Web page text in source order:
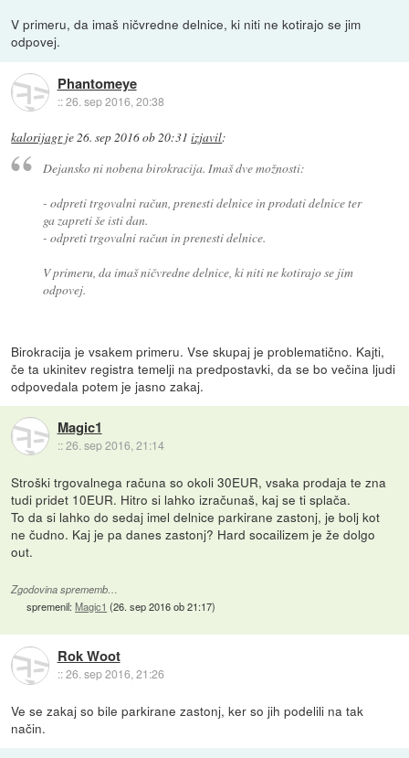
V primeru, da imaš ničvredne delnice, ki niti ne kotirajo se jim
odpovej.
Phantomeye
::26. sep 2016, 20:38
kalorijagrje26. sep 2016 ob 20:31 izjavil:
Dejansko ni nobena birokracija. Imaš dve možnosti:
- odpreti trgovalni račun, prenesti delnice in prodati delnice ter
ga zapreti še isti dan.
- odpreti trgovalni račun in prenesti delnice.
V primeru, da imaš ničvredne delnice, ki niti ne kotirajo se jim
odpovej.
Birokracija je vsakem primeru. Vse skupaj je problematično. Kajti,
če ta ukinitev registra temelji na predpostavki, da se bo večina ljudi
odpovedala potem je jasno zakaj.
Magic1
::26. sep 2016, 21:14
Stroški trgovalnega računa so okoli 30EUR, vsaka prodaja te zna
tudi pridet 10EUR. Hitro si lahko izračunaš, kaj se ti splača.
To da si lahko do sedaj imel delnice parkirane zastonj, je bolj kot
ne čudno. Kaj je pa danes zastonj? Hard socailizem je že dolgo
out.
Zgodovina sprememb…
spremenil:Magic1 (26. sep 2016 ob 21:17)
Rok Woot
::26. sep 2016, 21:26
Ve se zakaj so bile parkirane zastonj, ker so jih podelili na tak
način.